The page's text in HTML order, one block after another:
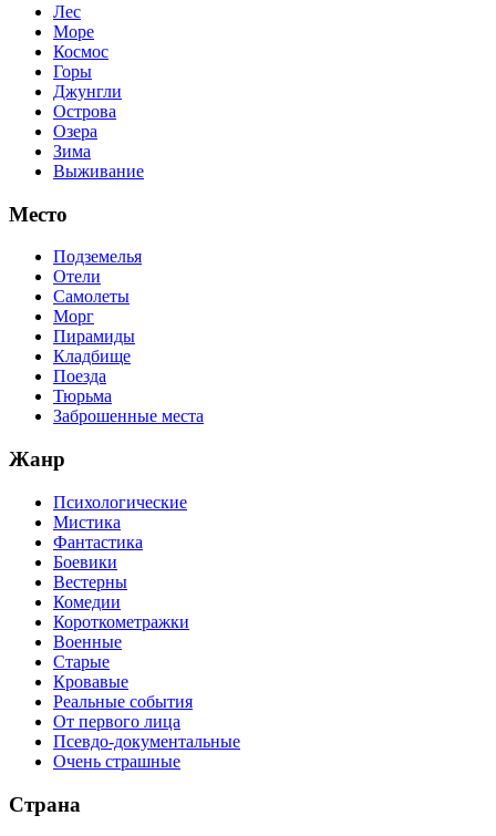
Лес
Море
Космос
Горы
Джунгли
Острова
Озера
Зима
Выживание
Место
Подземелья
Отели
Самолеты
Морг
Пирамиды
Кладбище
Поезда
Тюрьма
Заброшенные места
Жанр
Психологические
Мистика
Фантастика
Боевики
Вестерны
Комедии
Короткометражки
Военные
Старые
Кровавые
Реальные события
От первого лица
Псевдо-документальные
Очень страшные
Страна